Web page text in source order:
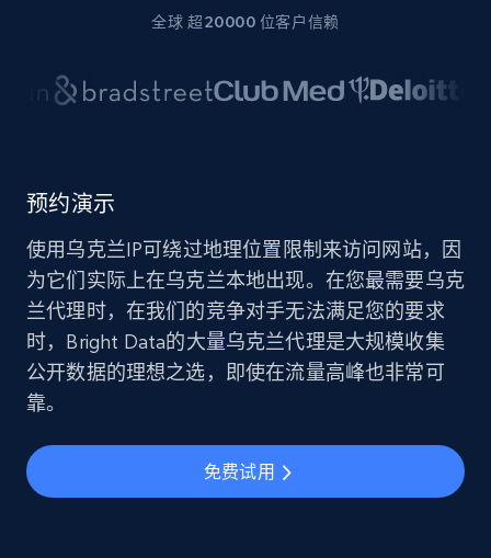
全球 超20000 位客户信赖
预约演示
使用乌克兰IP可绕过地理位置限制来访问网站，因
为它们实际上在乌克兰本地出现。在您最需要乌克
兰代理时，在我们的竞争对手无法满足您的要求
时，Bright Data的大量乌克兰代理是大规模收集
公开数据的理想之选，即使在流量高峰也非常可
靠。
免费试用